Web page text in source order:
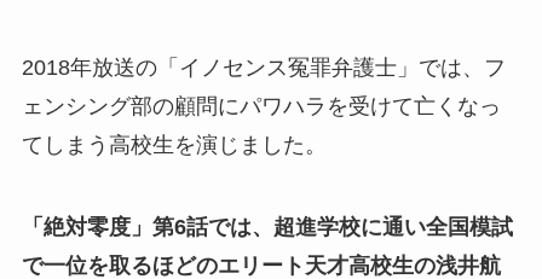
2018年放送の「イノセンス冤罪弁護士」では、フ
ェンシング部の顧問にパワハラを受けて亡くなっ
てしまう高校生を演じました。
「絶対零度」第6話では、超進学校に通い全国模試
で一位を取るほどのエリート天才高校生の浅井航